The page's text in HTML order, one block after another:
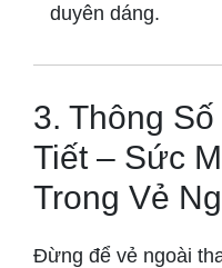
duyên dáng.
3. Thông
Tiết – Sức
Trong Vẻ
Đừng để vẻ ngoài